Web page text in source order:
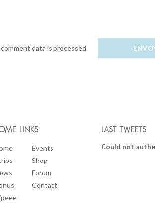
data is processed.
LINKS
Events
Shop
Forum
Contact
LAST TWEETS
Could not